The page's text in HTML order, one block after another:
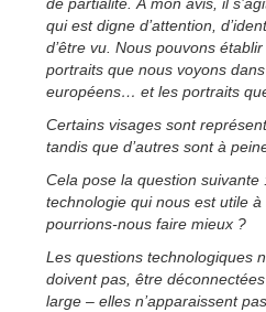
de partialité. À mon avis, il
qui est digne d’attention,
d’être vu. Nous pouvons
portraits que nous voyons
européens… et les portraits
Certains visages sont
tandis que d’autres sont à
Cela pose la question
technologie qui nous est utile
pourrions-nous faire mieux ?
Les questions technologiques
doivent pas, être
large – elles n’apparaissent pas